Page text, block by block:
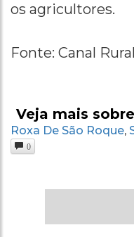
os agricultores.
Fonte: Canal
Veja mais
Roxa De São Roque,
0